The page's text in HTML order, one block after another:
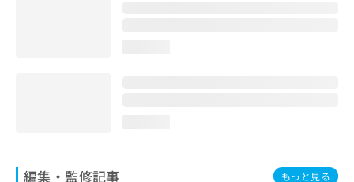
編集・監修記事 もっと見る